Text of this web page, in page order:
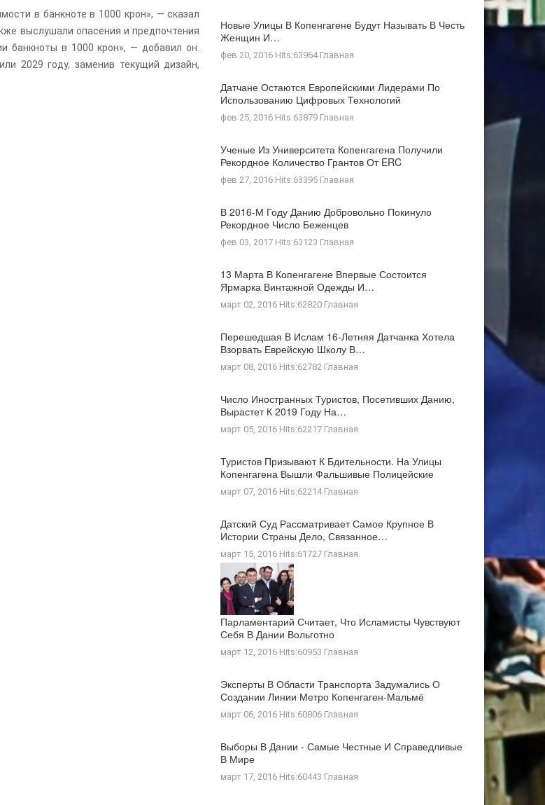
в банкноте в 1000 крон», — сказал
выслушали опасения и предпочтения
банкноты в 1000 крон», — добавил он.
2029 году, заменив текущий дизайн,
Новые Улицы В Копенгагене Будут Называть В Честь
Женщин И…
фев 20, 2016 Hits:63964 Главная
Датчане Остаются Европейскими Лидерами По
Использованию Цифровых Технологий
фев 25, 2016 Hits:63879 Главная
Ученые Из Университета Копенгагена Получили
Рекордное Количество Грантов От ERC
фев 27, 2016 Hits:63395 Главная
В 2016-М Году Данию Добровольно Покинуло
Рекордное Число Беженцев
фев 03, 2017 Hits:63123 Главная
13 Марта В Копенгагене Впервые Состоится
Ярмарка Винтажной Одежды И…
март 02, 2016 Hits:62820 Главная
Перешедшая В Ислам 16-Летняя Датчанка Хотела
Взорвать Еврейскую Школу В…
март 08, 2016 Hits:62782 Главная
Число Иностранных Туристов, Посетивших Данию,
Вырастет К 2019 Году На…
март 05, 2016 Hits:62217 Главная
Туристов Призывают К Бдительности. На Улицы
Копенгагена Вышли Фальшивые Полицейские
март 07, 2016 Hits:62214 Главная
Датский Суд Рассматривает Самое Крупное В
Истории Страны Дело, Связанное…
март 15, 2016 Hits:61727 Главная
Парламентарий Считает, Что Исламисты Чувствуют
Себя В Дании Вольготно
март 12, 2016 Hits:60953 Главная
Эксперты В Области Транспорта Задумались О
Создании Линии Метро Копенгаген-Мальмё
март 06, 2016 Hits:60806 Главная
Выборы В Дании - Самые Честные И Справедливые
В Мире
март 17, 2016 Hits:60443 Главная